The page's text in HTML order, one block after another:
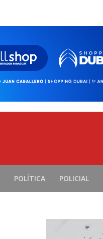
POLÍTICA POLICIAL